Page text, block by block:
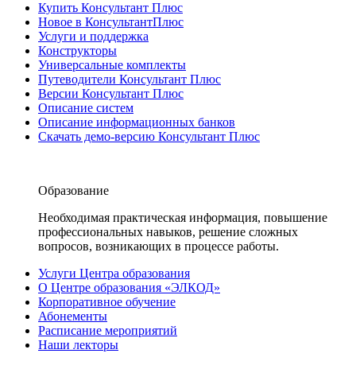
Купить Консультант Плюс
Новое в КонсультантПлюс
Услуги и поддержка
Конструкторы
Универсальные комплекты
Путеводители Консультант Плюс
Версии Консультант Плюс
Описание систем
Описание информационных банков
Скачать демо-версию Консультант Плюс
Образование
Необходимая практическая информация, повышение
профессиональных навыков, решение сложных
вопросов, возникающих в процессе работы.
Услуги Центра образования
О Центре образования «ЭЛКОД»
Корпоративное обучение
Абонементы
Расписание мероприятий
Наши лекторы